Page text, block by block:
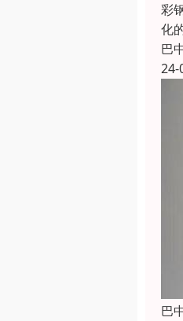
彩
化
巴
24-
巴